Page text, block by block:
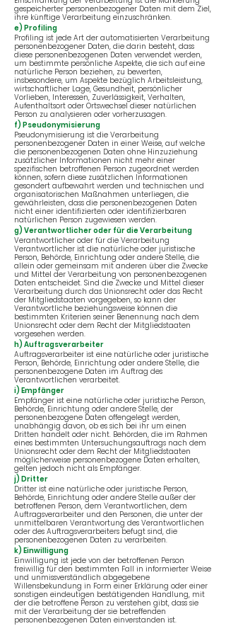
gespeicherter personenbezogener Daten mit dem Ziel,
ihre künftige Verarbeitung einzuschränken.
e) Profiling
Profiling ist jede Art der automatisierten Verarbeitung
personenbezogener Daten, die darin besteht, dass
diese personenbezogenen Daten verwendet werden,
um bestimmte persönliche Aspekte, die sich auf eine
natürliche Person beziehen, zu bewerten,
insbesondere, um Aspekte bezüglich Arbeitsleistung,
wirtschaftlicher Lage, Gesundheit, persönlicher
Vorlieben, Interessen, Zuverlässigkeit, Verhalten,
Aufenthaltsort oder Ortswechsel dieser natürlichen
Person zu analysieren oder vorherzusagen.
f) Pseudonymisierung
Pseudonymisierung ist die Verarbeitung
personenbezogener Daten in einer Weise, auf welche
die personenbezogenen Daten ohne Hinzuziehung
zusätzlicher Informationen nicht mehr einer
spezifischen betroffenen Person zugeordnet werden
können, sofern diese zusätzlichen Informationen
gesondert aufbewahrt werden und technischen und
organisatorischen Maßnahmen unterliegen, die
gewährleisten, dass die personenbezogenen Daten
nicht einer identifizierten oder identifizierbaren
natürlichen Person zugewiesen werden.
g) Verantwortlicher oder für die Verarbeitung
Verantwortlicher oder für die Verarbeitung
Verantwortlicher ist die natürliche oder juristische
Person, Behörde, Einrichtung oder andere Stelle, die
allein oder gemeinsam mit anderen über die Zwecke
und Mittel der Verarbeitung von personenbezogenen
Daten entscheidet. Sind die Zwecke und Mittel dieser
Verarbeitung durch das Unionsrecht oder das Recht
der Mitgliedstaaten vorgegeben, so kann der
Verantwortliche beziehungsweise können die
bestimmten Kriterien seiner Benennung nach dem
Unionsrecht oder dem Recht der Mitgliedstaaten
vorgesehen werden.
h) Auftragsverarbeiter
Auftragsverarbeiter ist eine natürliche oder juristische
Person, Behörde, Einrichtung oder andere Stelle, die
personenbezogene Daten im Auftrag des
Verantwortlichen verarbeitet.
i) Empfänger
Empfänger ist eine natürliche oder juristische Person,
Behörde, Einrichtung oder andere Stelle, der
personenbezogene Daten offengelegt werden,
unabhängig davon, ob es sich bei ihr um einen
Dritten handelt oder nicht. Behörden, die im Rahmen
eines bestimmten Untersuchungsauftrags nach dem
Unionsrecht oder dem Recht der Mitgliedstaaten
möglicherweise personenbezogene Daten erhalten,
gelten jedoch nicht als Empfänger.
j) Dritter
Dritter ist eine natürliche oder juristische Person,
Behörde, Einrichtung oder andere Stelle außer der
betroffenen Person, dem Verantwortlichen, dem
Auftragsverarbeiter und den Personen, die unter der
unmittelbaren Verantwortung des Verantwortlichen
oder des Auftragsverarbeiters befugt sind, die
personenbezogenen Daten zu verarbeiten.
k) Einwilligung
Einwilligung ist jede von der betroffenen Person
freiwillig für den bestimmten Fall in informierter Weise
und unmissverständlich abgegebene
Willensbekundung in Form einer Erklärung oder einer
sonstigen eindeutigen bestätigenden Handlung, mit
der die betroffene Person zu verstehen gibt, dass sie
mit der Verarbeitung der sie betreffenden
personenbezogenen Daten einverstanden ist.